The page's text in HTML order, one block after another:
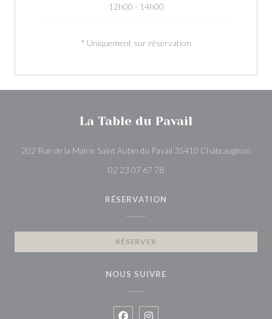
12h00 - 14h00
* Uniquement sur réservation
La Table du Pavail
202 Rue de la Mairie Saint Aubin du Pavail 35410 Châteaugiron
02 23 07 67 78
RÉSERVATION
RÉSERVER
NOUS SUIVRE